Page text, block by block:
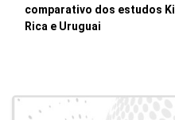
comparativo dos estudos
Rica e Uruguai